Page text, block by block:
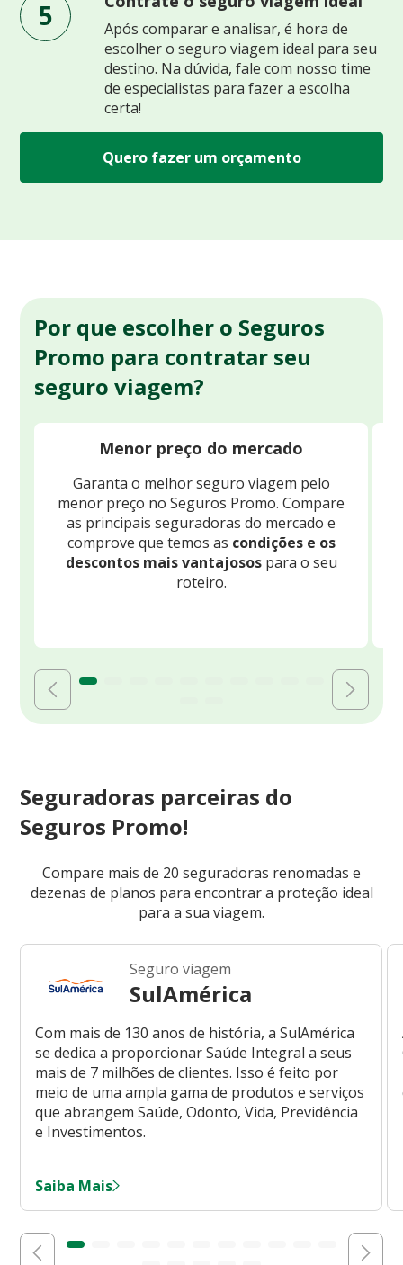
5
Após comparar e analisar, é hora de
escolher o seguro viagem ideal para seu
destino. Na dúvida, fale com nosso time
de especialistas para fazer a escolha
certa!
Quero fazer um orçamento
Por que escolher o Seguros
Promo para contratar seu
seguro viagem?
Menor preço do mercado
Garanta o melhor seguro viagem pelo
menor preço no Seguros Promo. Compare
as principais seguradoras do mercado e
comprove que temos as condições e os
descontos mais vantajosospara o seu
roteiro.
Seguradoras parceiras do
Seguros Promo!
Compare mais de 20 seguradoras renomadas e
dezenas de planos para encontrar a proteção ideal
para a sua viagem.
Seguro viagem
SulAmérica
Com mais de 130 anos de história, a SulAmérica
se dedica a proporcionar Saúde Integral a seus
mais de 7 milhões de clientes. Isso é feito por
meio de uma ampla gama de produtos e serviços
que abrangem Saúde, Odonto, Vida, Previdência
e Investimentos.
Saiba Mais